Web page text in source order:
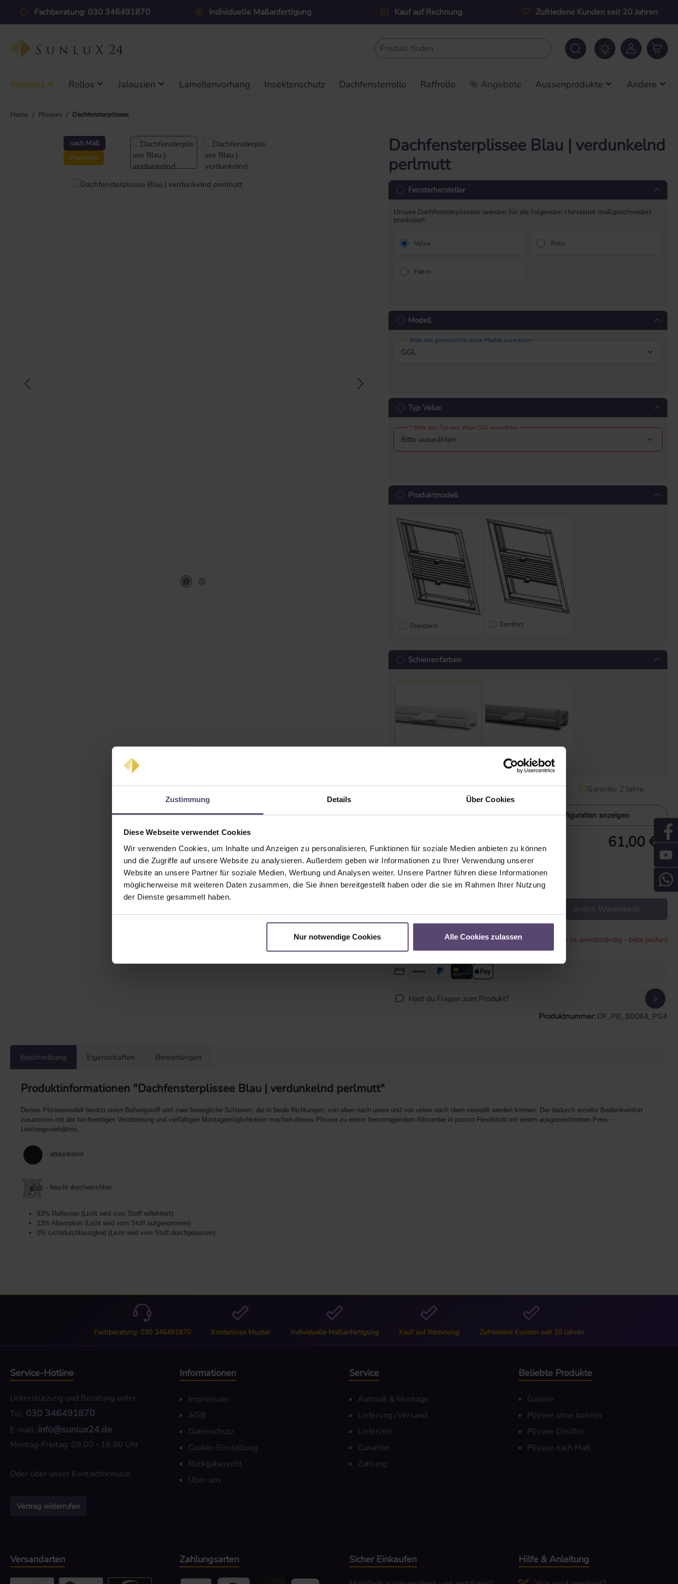
Zustimmung Details Über Cookies
Diese Webseite verwendet Cookies
Wir verwenden Cookies, um Inhalte und Anzeigen zu personalisieren, Funktionen für soziale Medien anbieten zu können
und die Zugriffe auf unsere Website zu analysieren. Außerdem geben wir Informationen zu Ihrer Verwendung unserer
Website an unsere Partner für soziale Medien, Werbung und Analysen weiter. Unsere Partner führen diese Informationen
möglicherweise mit weiteren Daten zusammen, die Sie ihnen bereitgestellt haben oder die sie im Rahmen Ihrer Nutzung
der Dienste gesammelt haben.
Nur notwendige Cookies Alle Cookies zulassen
Hauptinhalt springen
Zur Suche springen
Zur Hauptnavigation springen
Fachberatung: 030 346491870 Individuelle Maßanfertigung Kauf auf Rechnung Zufriedene Kunden seit 20 Jahren
Plissees Rollos Jalousien Lamellenvorhang Insektenschutz Dachfensterrollo Raffrollo % Angebote Aussenprodukte Andere
Home / Plissees / Dachfensterplissee
nach Maß
Premium
Bildergalerie überspringen
Dachfensterplissee Blau | verdunkelnd
perlmutt
Fensterhersteller
Unsere Dachfensterplissees werden für die folgenden Hersteller maßgeschneidert
produziert.
Velux Roto
Fakro
Modell
Bitte das gewünschte Velux Modell auswählen
Typ Velux
* Bitte den Typ des Velux GGL auswählen
Produktmodell
Standard Comfort
Schienenfarben
silber
Sofort verfügbar Lieferzeit: 2-5 Tage Garantie: 2 Jahre
Link teilen Konfiguration anzeigen
Einzelpreis inkl. Zubehör 61,00 € *
Preise inkl. MwSt. zzgl. Versandkosten
Lieferzeit: 2-5 Tage Garantie: 2 Jahre
Produkt Anzahl: Gib den gewünschten Wert ein oder benutze die Schaltflächen um die
In den Warenkorb
* Konfiguration ist unvollständig - bitte prüfen!
Hast du Fragen zum Produkt?
Produktnummer: DF_PB_B0064_PG4
Beschreibung Eigenschaften Bewertungen
Produktinformationen "Dachfensterplissee Blau | verdunkelnd perlmutt"
Dieses Plisseemodell besitzt einen Behangstoff und zwei bewegliche Schienen, die in beide Richtungen, von oben nach unten und von unten nach oben verstellt werden können. Der dadurch erzielte Bedienkomfort
zusammen mit der hochwertigen Verarbeitung und vielfältigen Montagemöglichkeiten machen dieses Plissee zu einem hervorragendem Allrounder in puncto Flexibilität mit einem ausgezeichnetem Preis-
Leistungsverhältnis.
- abdunkelnd
- feucht durchwischbar
83% Reflexion (Licht wird vom Stoff reflektiert)
13% Absorption (Licht wird vom Stoff aufgenommen)
0% Lichtdurchlässigkeit (Licht wird vom Stoff durchgelassen)
Fachberatung: 030 346491870 Kostenlose Muster Individuelle Maßanfertigung Kauf auf Rechnung Zufriedene Kunden seit 20 Jahren
Service-Hotline
Unterstützung und Beratung unter:
Tel: 030 346491870
E-mail: info@sunlux24.de
Montag-Freitag: 09:00 - 16:00 Uhr
Oder über unser Kontaktformular.
Vertrag widerrufen
Informationen
Impressum
AGB
Datenschutz
Cookie-Einstellung
Rückgaberecht
Über uns
Service
Aufmaß & Montage
Lieferung /Versand
Lieferzeit
Garantie
Zahlung
Beliebte Produkte
Galerie
Plissee ohne bohren
Plissee Cosiflor
Plissee nach Maß
Zahlungsarten
Versandarten Sicher Einkaufen Hilfe & Anleitung